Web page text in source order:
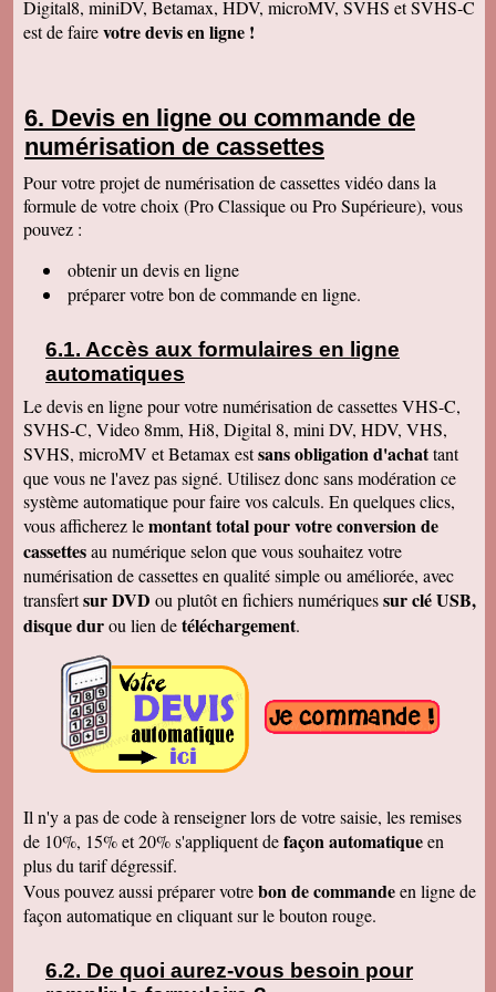
Anaïs H
J'ai bien reçu le colis. Merci pour votre travail.
Merci.
Bernard D
Hervé L
J'ai bien reçu le colis. Après visonnage de
Christophe M.
Nous avons bien reçu les K7 et le disque dur.
Nous sommes ravis et très émus de revoir tout
ce passé, ces images de nos filles petites, il y
a plus de 20 ans, et de notre mariage... Merci
infiniment. Bien cordialement PS / je ne
manquerai pas de recommander votre
entreprise.
J'ai bien reçu la K7 et les DVD, c'est parfait.
Merci
Cécile B.
J'ai bien reçu le DVD et le son est parfait. Je
vous remercie de vos efforts. Bien cordialement
Bernard D.
Bien reçu votre COLIS - Travail fénoménal que
j'ai eu peur d'entreprendre !!!!!!!!!!!!! Le disque
DUR et les CD/DVD fonctionnement
parfaitement ........ Je vais entreprendre
pour........ NOEL 3 copies. pour mes 3 enfants
de 1980 à ce jour . MERCI MERCI MERCI Je
vais communiquer vos coordonnées à mon
entourage...
Véronique F.
Marc T.
J'ai reçu le DVD hier. Merci beaucoup, j'aurai
d'autres bandes à vous envoyer dont du super8.
Cordialement
François L.
10.10) et tous les fichiers se sont ouverts.
Merci pour le chèque de remboursement. Il est
Digital8, miniDV, Betamax, HDV, microMV, SVHS et SVHS-C
est de fairevotre devis en ligne !
Devis en ligne ou commande de
numérisation de cassettes
Pour votre projet de numérisation de cassettes vidéo dans la
formule de votre choix (Pro Classique ou Pro Supérieure), vous
pouvez :
obtenir un devis en ligne
préparer votre bon de commande en ligne.
Accès aux formulaires en ligne
automatiques
Le devis en ligne pour votre numérisation de cassettes VHS-C,
SVHS-C, Video 8mm, Hi8, Digital 8, mini DV, HDV, VHS,
SVHS, microMV et Betamax estsans obligation d'achattant
que vous ne l'avez pas signé. Utilisez donc sans modération ce
système automatique pour faire vos calculs. En quelques clics,
vous afficherez lemontant total pour votre conversion de
cassettesau numérique selon que vous souhaitez votre
numérisation de cassettes en qualité simple ou améliorée, avec
transfertsur DVD ou plutôt en fichiers numériquessur clé USB,
disque durou lien detéléchargement.
Il n'y a pas de code à renseigner lors de votre saisie, les remises
de 10%, 15% et 20% s'appliquent defaçon automatiqueen
plus du tarif dégressif.
Vous pouvez aussi préparer votrebon de commandeen ligne de
façon automatique en cliquant sur le bouton rouge.
De quoi aurez-vous besoin pour